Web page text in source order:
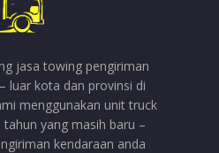
jasa towing pengiriman
luar kota dan provinsi di
menggunakan unit truck
yang masih baru –
kendaraan anda